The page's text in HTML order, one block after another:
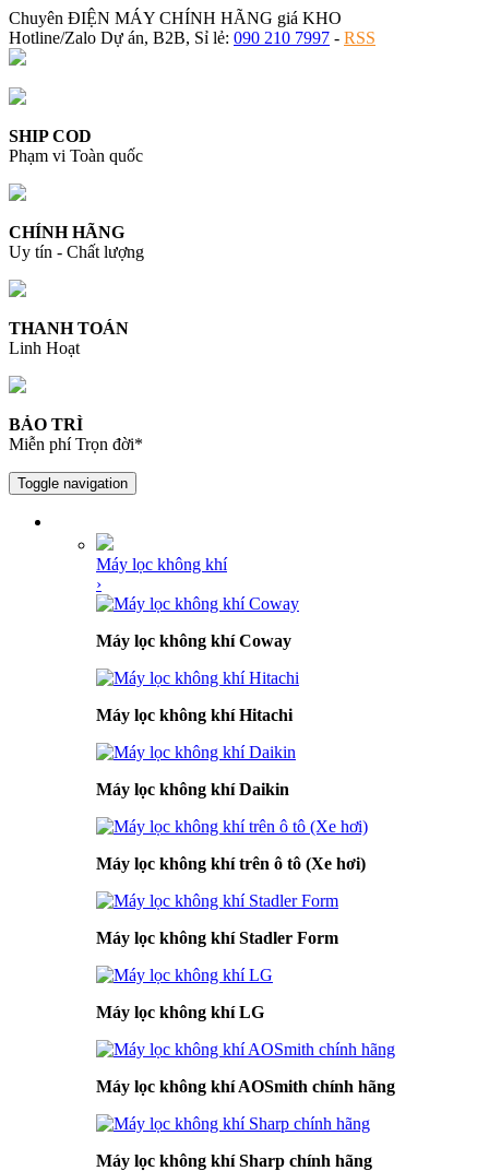
Chuyên ĐIỆN MÁY CHÍNH HÃNG giá KHO
Hotline/Zalo Dự án, B2B, Sỉ lẻ: 090 210 7997 - RSS
SHIP COD
Phạm vi Toàn quốc
CHÍNH HÃNG
Uy tín - Chất lượng
THANH TOÁN
Linh Hoạt
BẢO TRÌ
Miễn phí Trọn đời*
Toggle navigation
Máy lọc không khí
›
Máy lọc không khí Coway
Máy lọc không khí Hitachi
Máy lọc không khí Daikin
Máy lọc không khí trên ô tô (Xe hơi)
Máy lọc không khí Stadler Form
Máy lọc không khí LG
Máy lọc không khí AOSmith chính hãng
Máy lọc không khí Sharp chính hãng